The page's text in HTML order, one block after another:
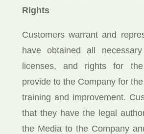
Rights
Customers warrant and
have obtained all necessary
licenses, and rights for
provide to the Company for
training and improvement.
that they have the legal
the Media to the Company